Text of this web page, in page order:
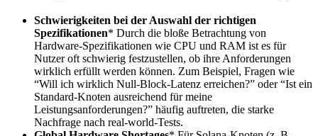
Schwierigkeiten bei der Auswahl der richtigen
Spezifikationen* Durch die bloße Betrachtung von
Hardware-Spezifikationen wie CPU und RAM ist es für
Nutzer oft schwierig festzustellen, ob ihre Anforderungen
wirklich erfüllt werden können. Zum Beispiel, Fragen wie
“Will ich wirklich Null-Block-Latenz erreichen?” oder “Ist ein
Standard-Knoten ausreichend für meine
Leistungsanforderungen?” häufig auftreten, die starke
Nachfrage nach real-world-Tests.